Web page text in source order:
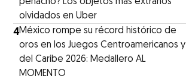
olvidados en Uber
4México rompe su récord histórico de
oros en los Juegos Centroamericanos y
del Caribe 2026: Medallero AL
MOMENTO